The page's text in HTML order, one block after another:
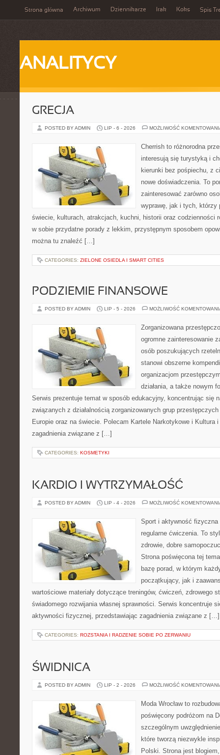
Strona główna Archiwum Dziennikarze Irak Koks Spis
ANALITYCY
GRECJA
POSTED BY ADMIN LIP - 6 - 2026 MOŻLIWOŚĆ
Cherrish to różnorodna
interesują się turystyką i
kierunki bez pośpiechu, z
nowe doświadczenia. To
zainteresować zarówno
wyprawę, jak i tych, którzy
świecie, kulturach, atrakcjach, kuchni, historii oraz codzienności
w sobie przydatne porady z lekkim, przystępnym sposobem
można tu znaleźć […]
CATEGORIES: ZIELONE OSIEDLA I SMART CITIES
PODZIEMIE FINANSOWE
POSTED BY ADMIN LIP - 5 - 2026 MOŻLIWOŚĆ
Zorganizowana
ogromne zainteresowanie
osób poszukujących
stanowi obszerne
organizacjom
działania, a także nowym
Serwis prezentuje temat w sposób edukacyjny, koncentrując się
związanych z działalnością zorganizowanych grup
Europie oraz na świecie. Polecam Kartele Narkotykowe i Kultura
zagadnienia związane z […]
CATEGORIES: KOSMETYKI
KARDIO I WYTRZYMAŁOŚĆ
POSTED BY ADMIN LIP - 4 - 2026 MOŻLIWOŚĆ
Sport i aktywność
regularne ćwiczenia. To
zdrowie, dobre
Strona poświęcona tej
bazę porad, w którym
początkujący, jak i
wartościowe materiały dotyczące treningów, ćwiczeń, zdrowego
świadomego rozwijania własnej sprawności. Serwis koncentruje
aktywności fizycznej, przedstawiając zagadnienia związane z […]
CATEGORIES: ROZSTANIA I RADZENIE SOBIE PO ZERWANIU
ŚWIDNICA
POSTED BY ADMIN LIP - 2 - 2026 MOŻLIWOŚĆ
Moda Wrocław to
poświęcony podróżom na
szczególnym
które tworzą niezwykle
Polski. Strona jest